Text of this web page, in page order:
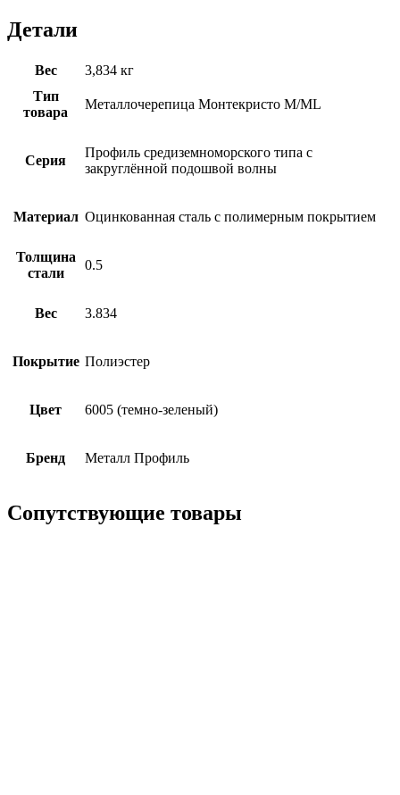
Детали
Вес
3,834 кг
Тип
товара
Металлочерепица Монтекристо M/ML
Серия
Профиль средиземноморского типа с
закруглённой подошвой волны
Материал Оцинкованная сталь с полимерным покрытием
Толщина
стали
0.5
Вес 3.834
Покрытие Полиэстер
Цвет 6005 (темно-зеленый)
Бренд Металл Профиль
Сопутствующие товары